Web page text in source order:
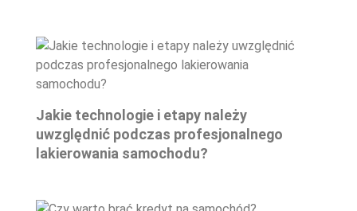
Jakie technologie i etapy należy
uwzględnić podczas profesjonalnego
lakierowania samochodu?